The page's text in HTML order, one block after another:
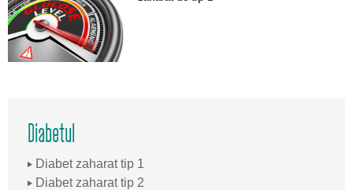
Diabetul
Diabet zaharat tip 1
Diabet zaharat tip 2